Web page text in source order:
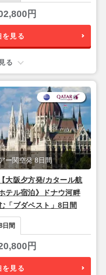
円
を見る
る
大阪夕方発/カタール航
テル宿泊》ドナウ河畔
「ブダペスト」8日間
ー関空発 8日間
日間
円
を見る